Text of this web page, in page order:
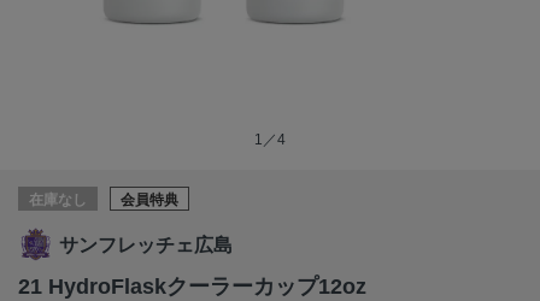
1／4
在庫なし 会員特典
サンフレッチェ広島
21 HydroFlaskクーラーカップ12oz